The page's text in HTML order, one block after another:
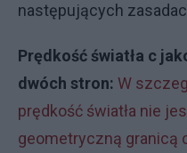
następujących
Prędkość światła c
dwóch stron: W
prędkość światła nie
geometryczną granicą